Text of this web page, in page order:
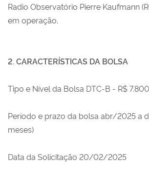
Radio Observatório Pierre Kaufmann
em operação.
2. CARACTERÍSTICAS DA BOLSA
Tipo e Nível da Bolsa DTC-B - R$
Período e prazo da bolsa abr/2025 a
meses)
Data da Solicitação 20/02/2025